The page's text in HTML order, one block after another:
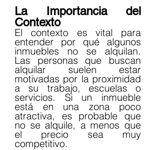
La Importancia del
Contexto
El contexto es vital para
entender por qué algunos
inmuebles no se alquilan.
Las personas que buscan
alquilar suelen estar
motivadas por la proximidad
a su trabajo, escuelas o
servicios. Si un inmueble
está en una zona poco
atractiva, es probable que
no se alquile, a menos que
el precio sea muy
competitivo.